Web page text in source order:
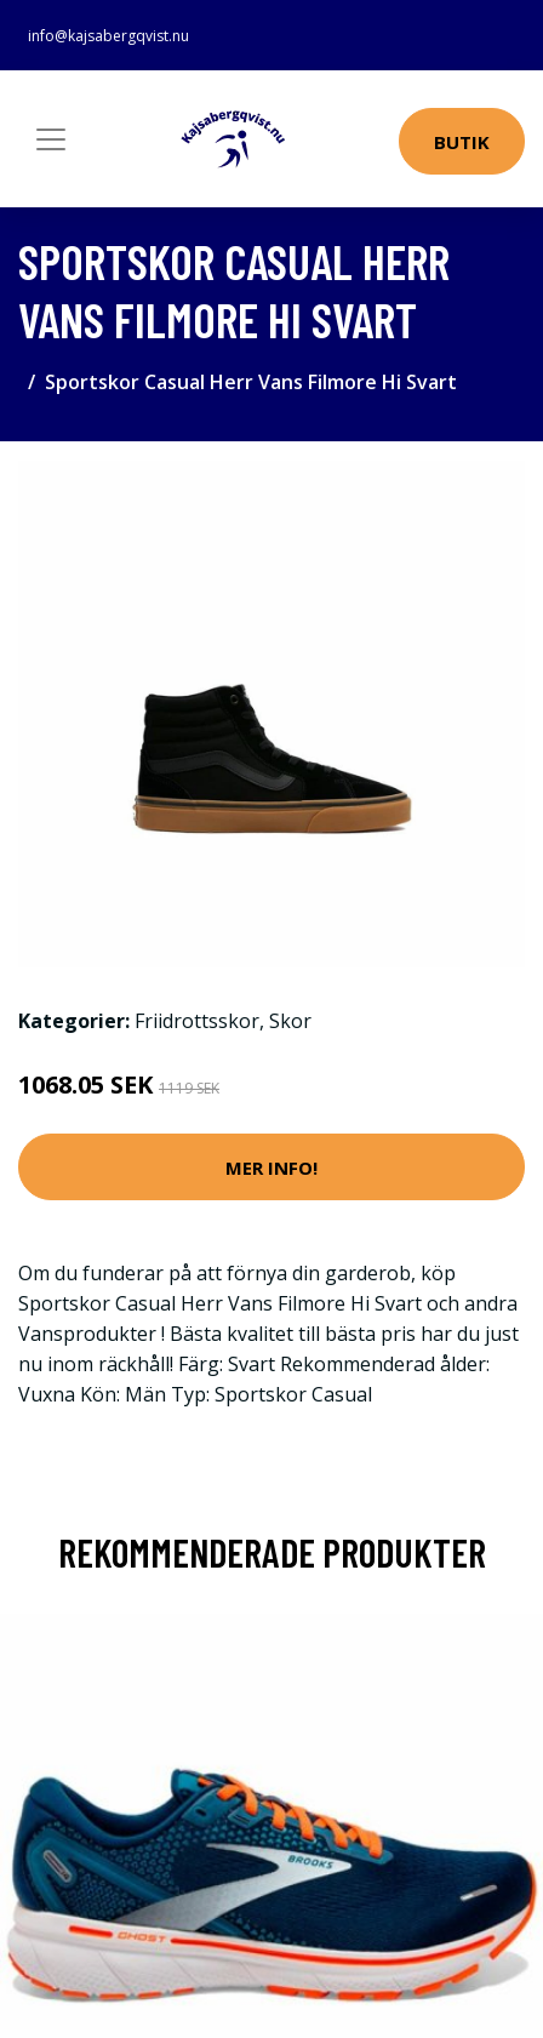
info@kajsabergqvist.nu
BUTIK
SPORTSKOR CASUAL HERR
VANS FILMORE HI SVART
Sportskor Casual Herr Vans Filmore Hi Svart
Kategorier: Friidrottsskor, Skor
1068.05 SEK 1119 SEK
MER INFO!
Om du funderar på att förnya din garderob, köp
Sportskor Casual Herr Vans Filmore Hi Svart och andra
Vansprodukter ! Bästa kvalitet till bästa pris har du just
nu inom räckhåll! Färg: Svart Rekommenderad ålder:
Vuxna Kön: Män Typ: Sportskor Casual
REKOMMENDERADE PRODUKTER